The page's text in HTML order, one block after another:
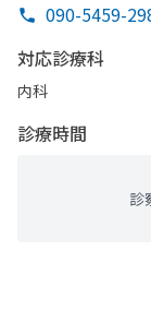
090-5459-
対応診療科
内科
診療時間
診